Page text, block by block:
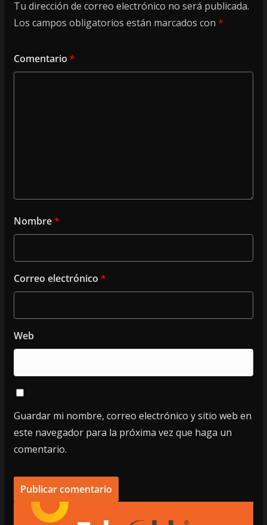
Tu dirección de correo electrónico no será publicada.
Los campos obligatorios están marcados con *
Comentario *
Nombre*
Correo electrónico *
Web
Guardar mi nombre, correo electrónico y sitio web en
este navegador para la próxima vez que haga un
comentario.